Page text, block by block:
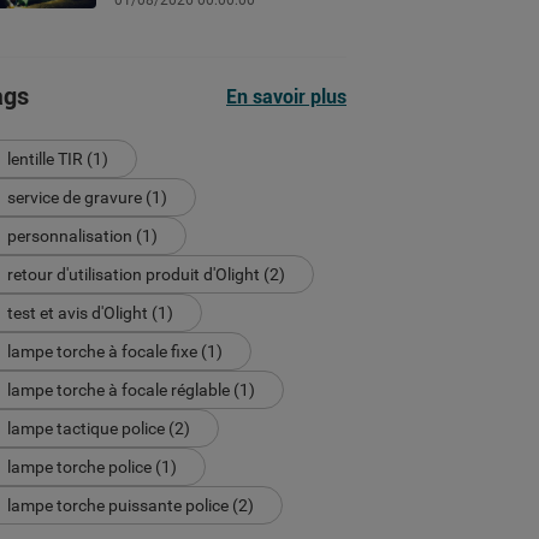
En savoir plus
lentille TIR (1)
service de gravure (1)
personnalisation (1)
retour d'utilisation produit d'Olight (2)
test et avis d'Olight (1)
lampe torche à focale fixe (1)
lampe torche à focale réglable (1)
lampe tactique police (2)
lampe torche police (1)
lampe torche puissante police (2)